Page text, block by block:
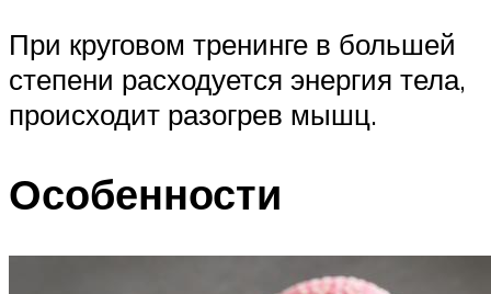
При круговом тренинге в большей
степени расходуется энергия тела,
происходит разогрев мышц.
Особенности